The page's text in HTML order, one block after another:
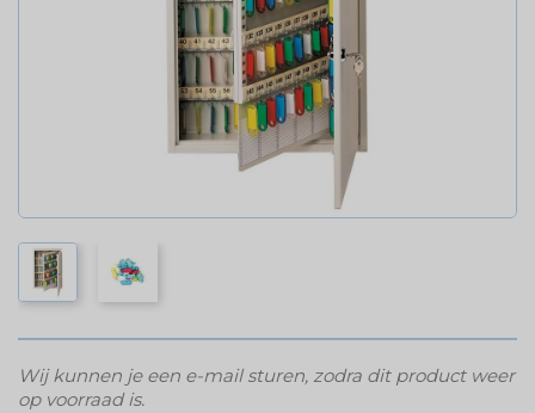
Wij kunnen je een e-mail sturen, zodra dit product weer
op voorraad is.